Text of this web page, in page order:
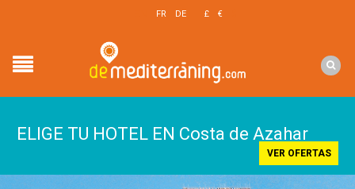
FR DE £ €
ELIGE TU HOTEL EN Costa de Azahar
VER OFERTAS